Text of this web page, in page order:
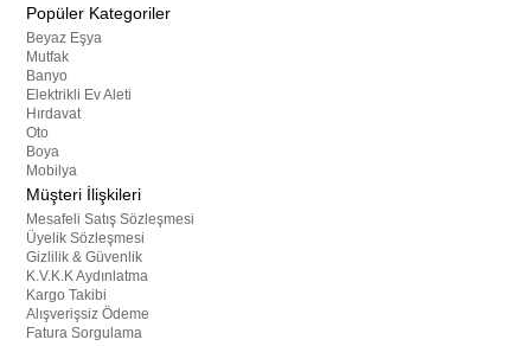
Popüler Kategoriler
Beyaz Eşya
Mutfak
Banyo
Elektrikli Ev Aleti
Hırdavat
Oto
Boya
Mobilya
Müşteri İlişkileri
Mesafeli Satış Sözleşmesi
Üyelik Sözleşmesi
Gizlilik & Güvenlik
K.V.K.K Aydınlatma
Kargo Takibi
Alışverişsiz Ödeme
Fatura Sorgulama